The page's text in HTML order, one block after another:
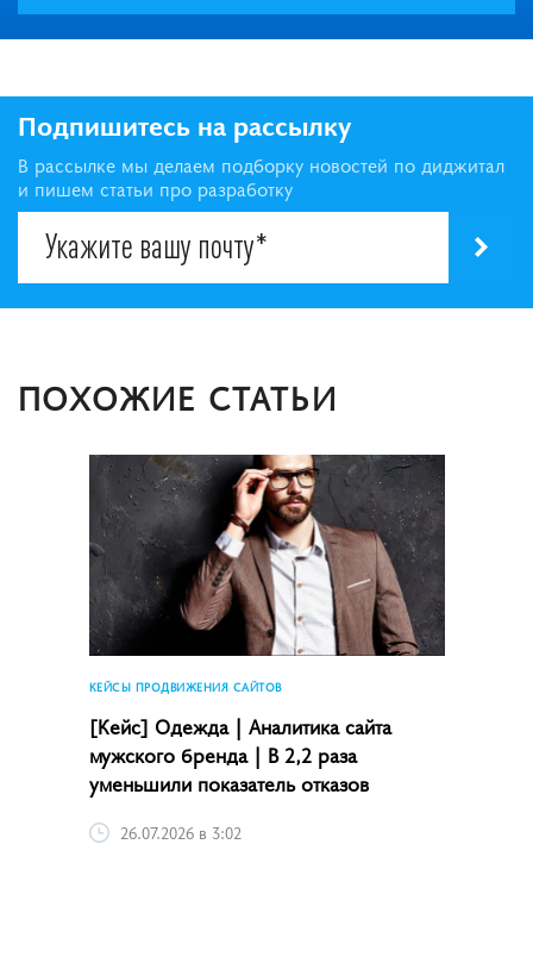
Подпишитесь на рассылку
В рассылке мы делаем подборку новостей по диджитал
и пишем статьи про разработку
ПОХОЖИЕ СТАТЬИ
КЕЙСЫ ПРОДВИЖЕНИЯ САЙТОВ
[Кейс] Одежда | Аналитика сайта
мужского бренда | В 2,2 раза
уменьшили показатель отказов
26.07.2026 в 3:02